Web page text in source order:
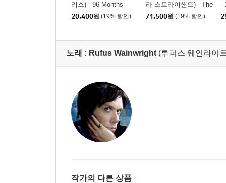
리스) - 96 Months
20,400원 (19% 할인)
라 스트라이샌드) - The
Secret Of Life: Partner
s, Volume 2 [컬러 LP]
71,500원 (19% 할인)
-
ur
노래 : Rufus Wainwright (루퍼스 웨인라이
작가의 다른 상품